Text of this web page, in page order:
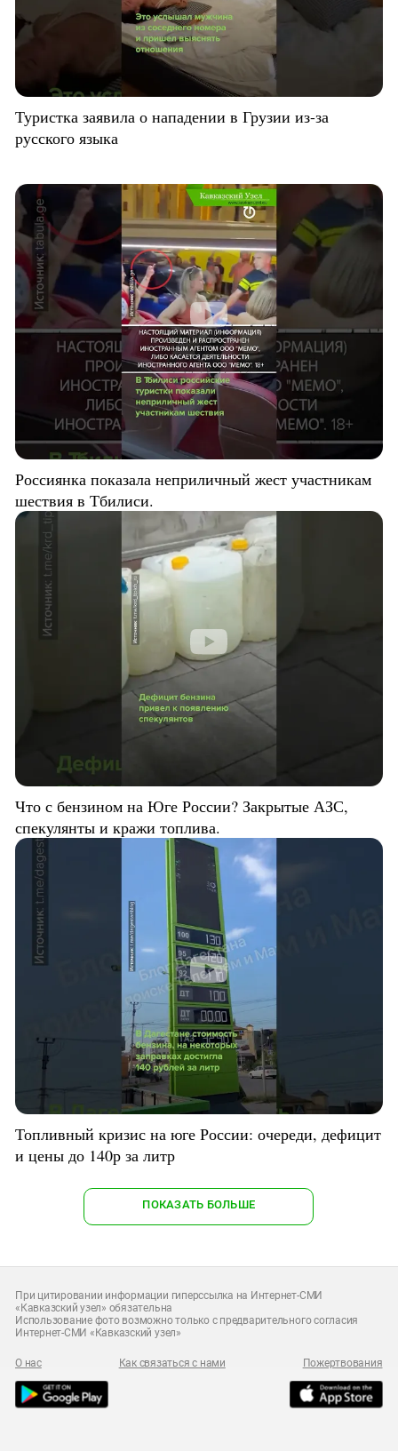
Туристка заявила о нападении в Грузии из-за
русского языка
Россиянка показала неприличный жест участникам
шествия в Тбилиси.
Что с бензином на Юге России? Закрытые АЗС,
спекулянты и кражи топлива.
Топливный кризис на юге России: очереди, дефицит
и цены до 140р за литр
ПОКАЗАТЬ БОЛЬШЕ
При цитировании информации гиперссылка на Интернет-СМИ
«Кавказский узел» обязательна
Использование фото возможно только с предварительного согласия
Интернет-СМИ «Кавказский узел»
О нас Как связаться с нами Пожертвования